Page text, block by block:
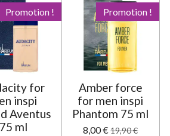
Promotion !
for
inspi
Aventus
75 ml
Promotion !
Amber force
for men inspi
Phantom 75 ml
8,00 € 19,90 €